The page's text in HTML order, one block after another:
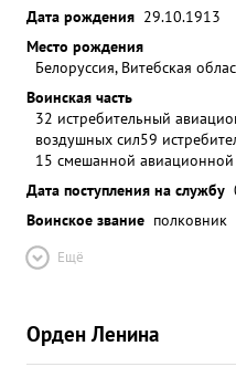
Дата рождения 29.10.1913
Место рождения
Белоруссия, Витебская
Воинская часть
32 истребительный
воздушных сил59
15 смешанной
Дата поступления на службу
Воинское звание полковник
Ещё
Орден Ленина